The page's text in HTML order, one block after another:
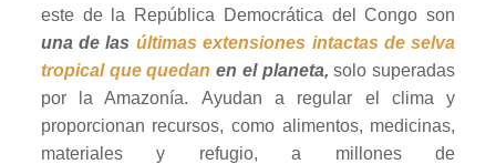
este de la República Democrática del Congo son
una de las últimas extensiones intactas de selva
tropical que quedan en el planeta, solo superadas
por la Amazonía. Ayudan a regular el clima y
proporcionan recursos, como alimentos, medicinas,
materiales y refugio, a millones de